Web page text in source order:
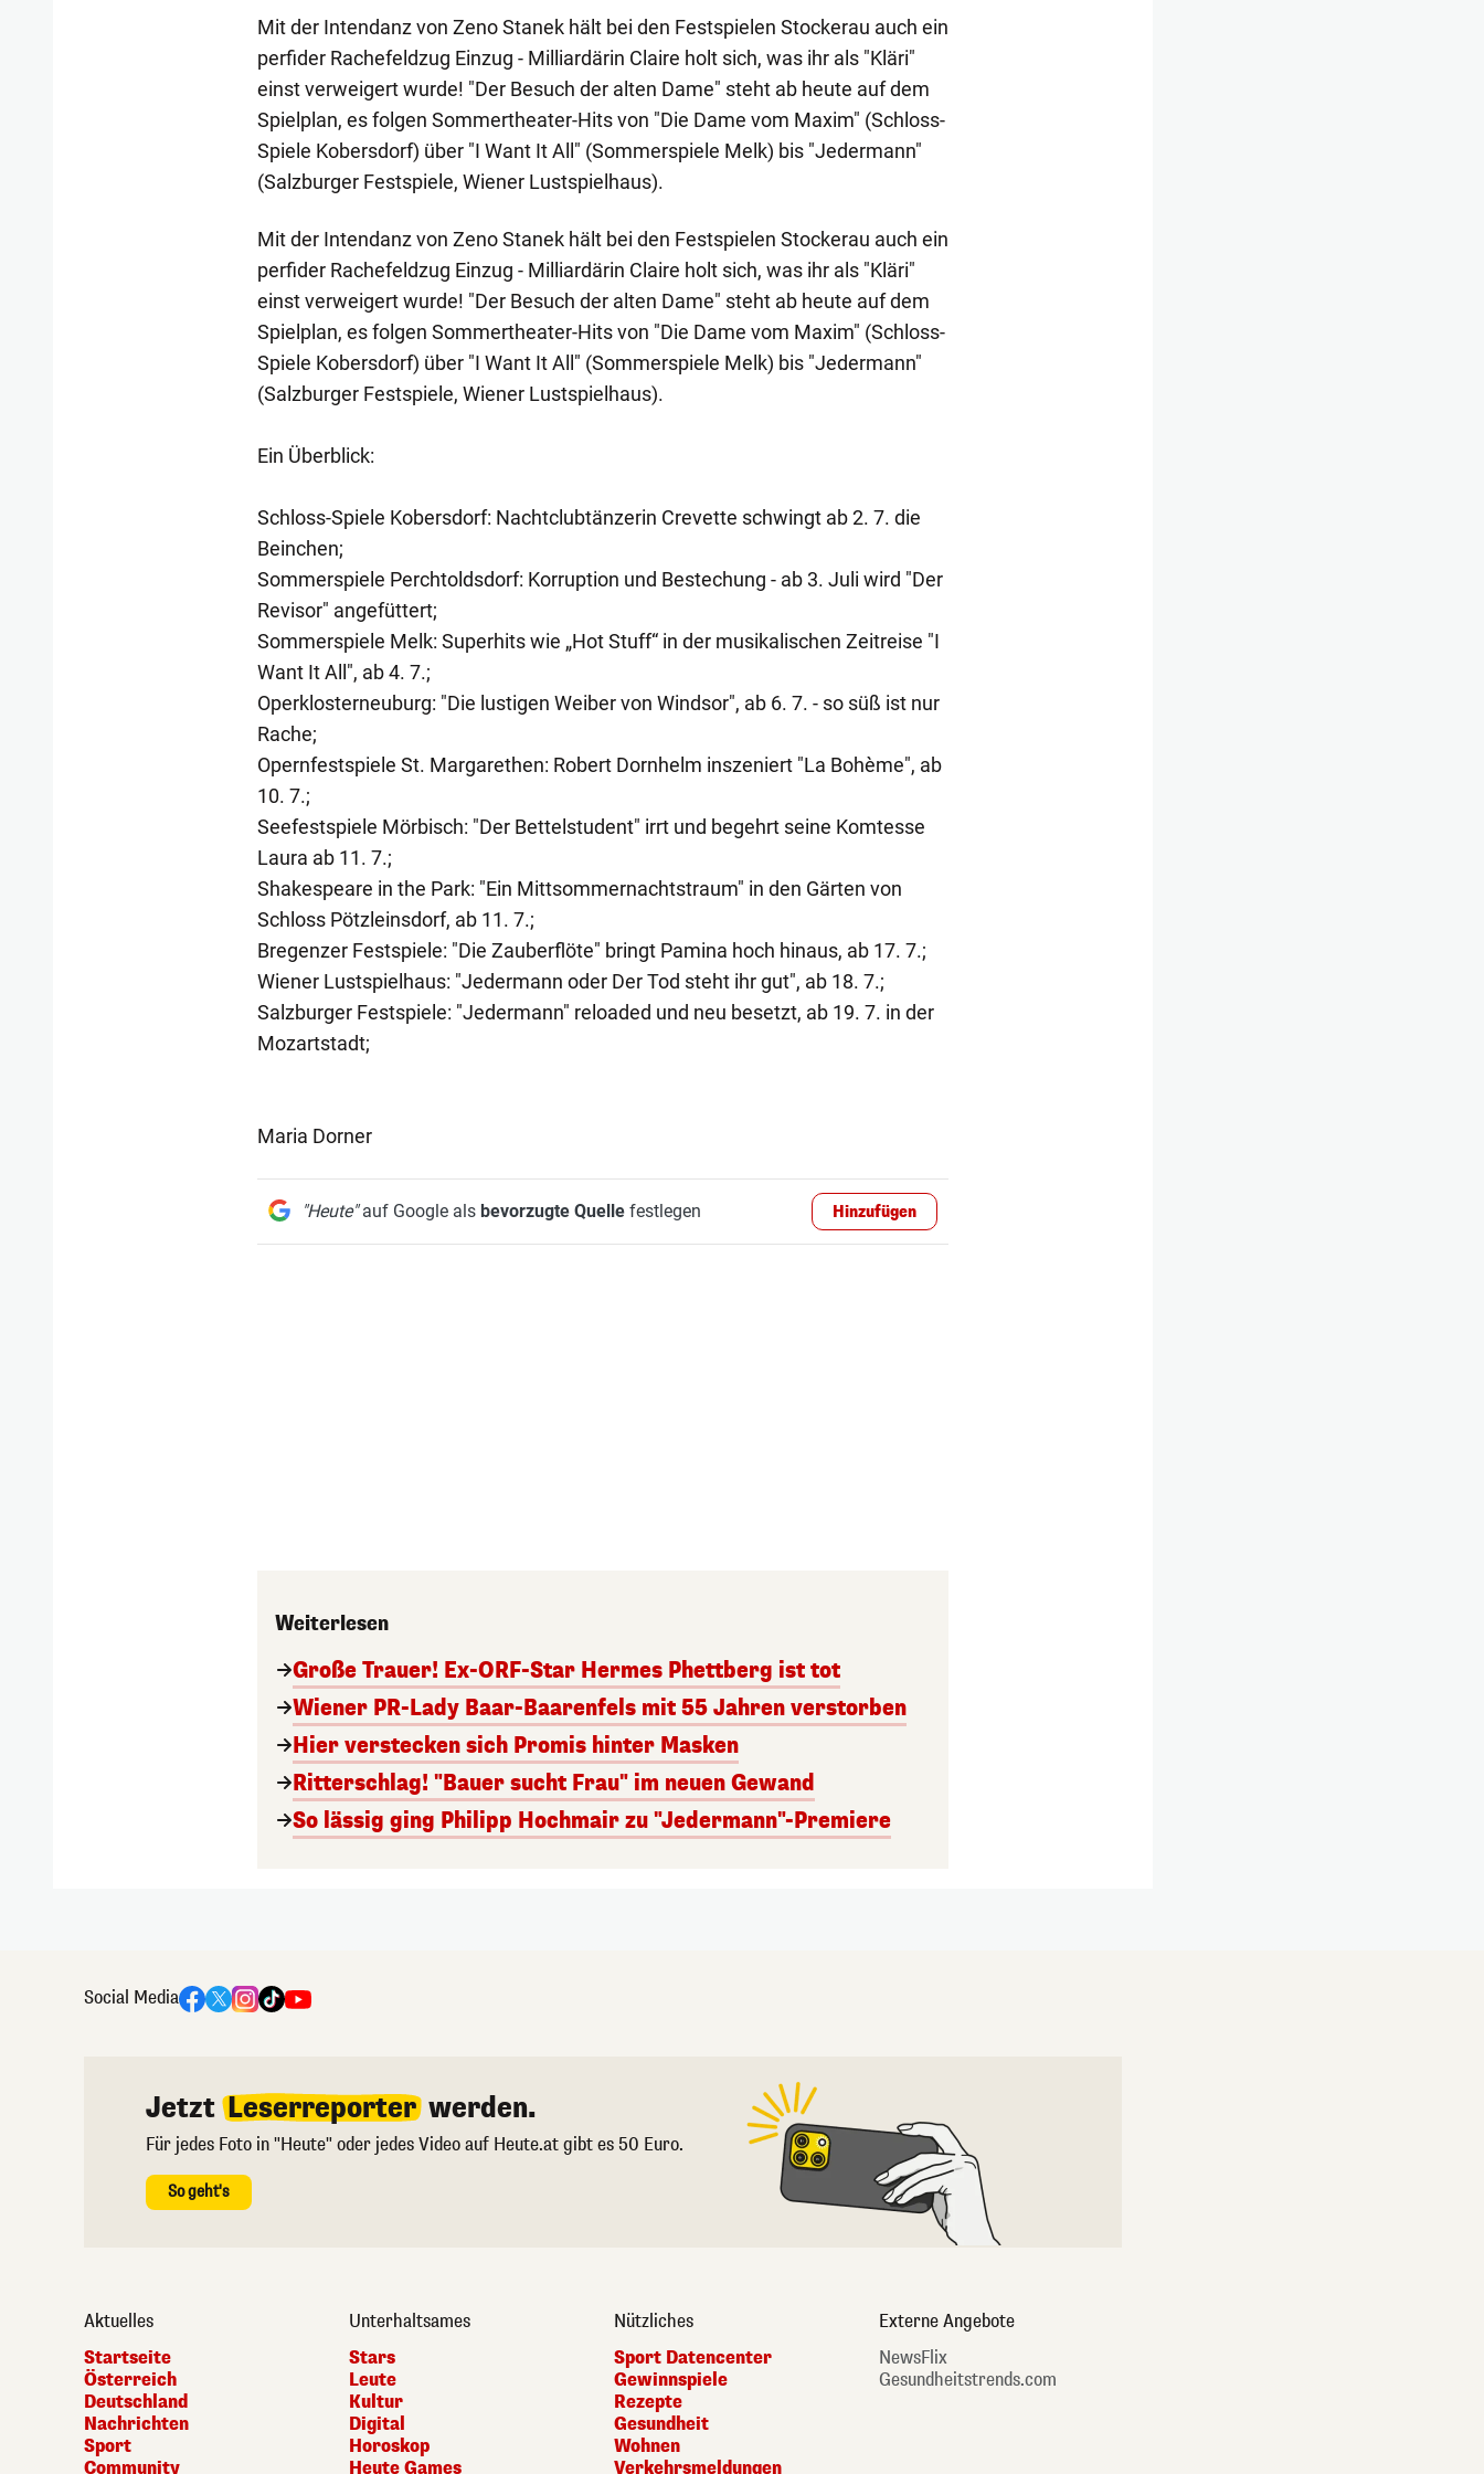
Mit der Intendanz von Zeno Stanek hält bei den Festspielen Stockerau auch ein
perfider Rachefeldzug Einzug - Milliardärin Claire holt sich, was ihr als "Kläri"
einst verweigert wurde! "Der Besuch der alten Dame" steht ab heute auf dem
Spielplan, es folgen Sommertheater-Hits von "Die Dame vom Maxim" (Schloss-
Spiele Kobersdorf) über "I Want It All" (Sommerspiele Melk) bis "Jedermann"
(Salzburger Festspiele, Wiener Lustspielhaus).
Mit der Intendanz von Zeno Stanek hält bei den Festspielen Stockerau auch ein
perfider Rachefeldzug Einzug - Milliardärin Claire holt sich, was ihr als "Kläri"
einst verweigert wurde! "Der Besuch der alten Dame" steht ab heute auf dem
Spielplan, es folgen Sommertheater-Hits von "Die Dame vom Maxim" (Schloss-
Spiele Kobersdorf) über "I Want It All" (Sommerspiele Melk) bis "Jedermann"
(Salzburger Festspiele, Wiener Lustspielhaus).
Ein Überblick:
Schloss-Spiele Kobersdorf: Nachtclubtänzerin Crevette schwingt ab 2. 7. die
Beinchen;
Sommerspiele Perchtoldsdorf: Korruption und Bestechung - ab 3. Juli wird "Der
Revisor" angefüttert;
Sommerspiele Melk: Superhits wie „Hot Stuff“ in der musikalischen Zeitreise "I
Want It All", ab 4. 7.;
Operklosterneuburg: "Die lustigen Weiber von Windsor", ab 6. 7. - so süß ist nur
Rache;
Opernfestspiele St. Margarethen: Robert Dornhelm inszeniert "La Bohème", ab
10. 7.;
Seefestspiele Mörbisch: "Der Bettelstudent" irrt und begehrt seine Komtesse
Laura ab 11. 7.;
Shakespeare in the Park: "Ein Mittsommernachtstraum" in den Gärten von
Schloss Pötzleinsdorf, ab 11. 7.;
Bregenzer Festspiele: "Die Zauberflöte" bringt Pamina hoch hinaus, ab 17. 7.;
Wiener Lustspielhaus: "Jedermann oder Der Tod steht ihr gut", ab 18. 7.;
Salzburger Festspiele: "Jedermann" reloaded und neu besetzt, ab 19. 7. in der
Mozartstadt;
Maria Dorner
"Heute"auf Google als bevorzugte Quellefestlegen Hinzufügen
Weiterlesen
Große Trauer! Ex-ORF-Star Hermes Phettberg ist tot
Wiener PR-Lady Baar-Baarenfels mit 55 Jahren verstorben
Hier verstecken sich Promis hinter Masken
Ritterschlag! "Bauer sucht Frau" im neuen Gewand
So lässig ging Philipp Hochmair zu "Jedermann"-Premiere
Social Media
Jetzt Leserreporter werden.
Für jedes Foto in "Heute" oder jedes Video auf Heute.at gibt es 50 Euro.
So geht's
Aktuelles
Startseite
Österreich
Deutschland
Nachrichten
Sport
Community
Unterhaltsames
Stars
Leute
Kultur
Digital
Horoskop
Heute Games
Nützliches
Sport Datencenter
Gewinnspiele
Rezepte
Gesundheit
Wohnen
Verkehrsmeldungen
Externe Angebote
NewsFlix
Gesundheitstrends.com